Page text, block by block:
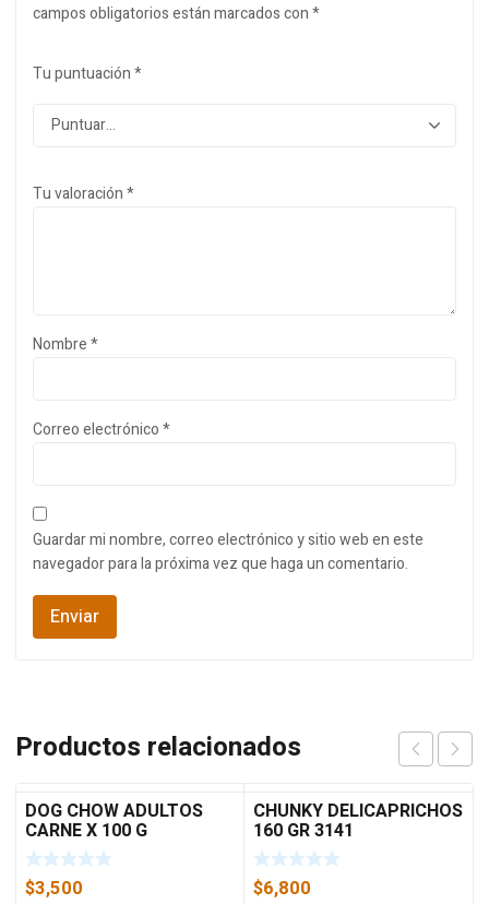
campos obligatorios están marcados con*
Tu puntuación*
Tu valoración*
Nombre*
Correo electrónico*
Guardar mi nombre, correo electrónico y sitio web en este
navegador para la próxima vez que haga un comentario.
Productos relacionados
DOG CHOW ADULTOS
CARNE X 100 G
$3,500
CHUNKY DELICAPRICHOS
160 GR 3141
$6,800